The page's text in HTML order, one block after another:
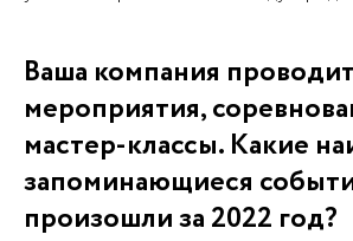
Ваша компания
мероприятия,
мастер-классы. Какие
запоминающиеся
произошли за 2022 год?